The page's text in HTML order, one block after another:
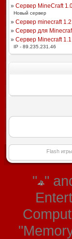
» Сервер MineCraft
Новый сервер
» Сервер minecraft
» Сервер для
» Сервер Minecraft 1.1
IP - 89.235.231.46
Flash
" "